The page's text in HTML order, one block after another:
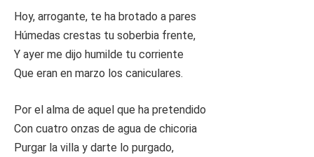
Hoy, arrogante, te ha brotado a pares
Húmedas crestas tu soberbia frente,
Y ayer me dijo humilde tu corriente
Que eran en marzo los caniculares.
Por el alma de aquel que ha pretendido
Con cuatro onzas de agua de chicoria
Purgar la villa y darte lo purgado,